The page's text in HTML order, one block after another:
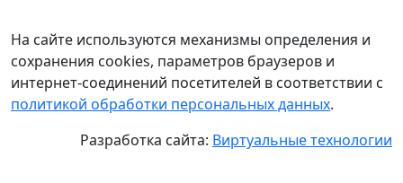
На сайте используются механизмы определения и
сохранения cookies, параметров браузеров и
интернет-соединений посетителей в соответствии с
политикой обработки персональных данных.
Разработка сайта: Виртуальные технологии